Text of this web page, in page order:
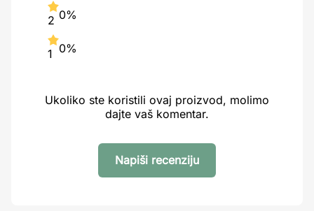
2 0%
1 0%
Ukoliko ste koristili ovaj proizvod, molimo
dajte vaš komentar.
Napiši recenziju